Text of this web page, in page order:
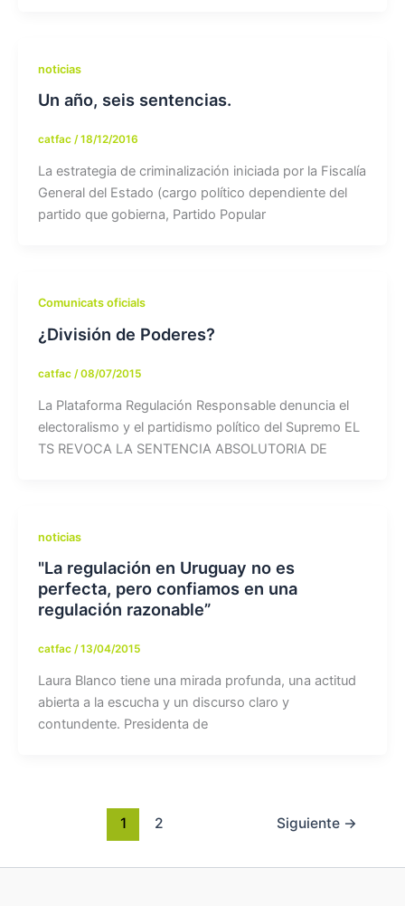
noticias
Un año, seis sentencias.
catfac /18/12/2016
La estrategia de criminalización iniciada por la Fiscalía
General del Estado (cargo político dependiente del
partido que gobierna, Partido Popular
Comunicats oficials
¿División de Poderes?
catfac /08/07/2015
La Plataforma Regulación Responsable denuncia el
electoralismo y el partidismo político del Supremo EL
TS REVOCA LA SENTENCIA ABSOLUTORIA DE
noticias
"La regulación en Uruguay no es
perfecta, pero confiamos en una
regulación razonable”
catfac /13/04/2015
Laura Blanco tiene una mirada profunda, una actitud
abierta a la escucha y un discurso claro y
contundente. Presidenta de
1 2 Siguiente →